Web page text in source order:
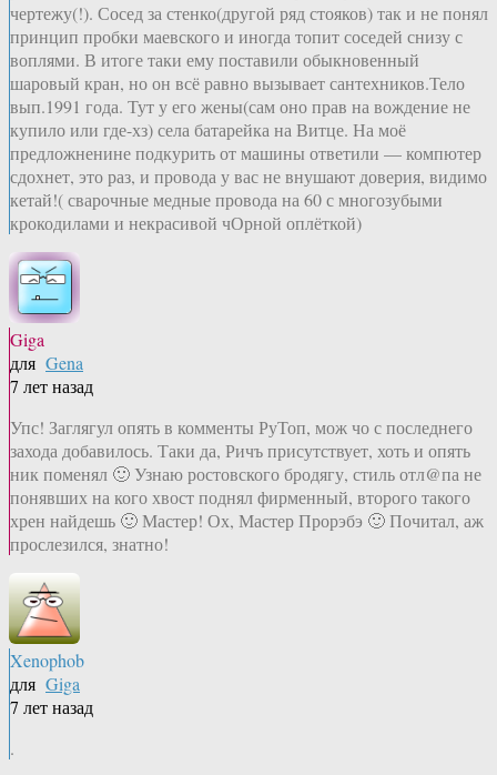
чертежу(!). Сосед за стенко(другой ряд стояков) так и не понял
принцип пробки маевского и иногда топит соседей снизу с
воплями. В итоге таки ему поставили обыкновенный
шаровый кран, но он всё равно вызывает сантехников.Тело
вып.1991 года. Тут у его жены(сам оно прав на вождение не
купило или где-хз) села батарейка на Витце. На моё
предложненине подкурить от машины ответили — компютер
сдохнет, это раз, и провода у вас не внушают доверия, видимо
кетай!( сварочные медные провода на 60 с многозубыми
крокодилами и некрасивой чОрной оплёткой)
Giga
для Gena
7 лет назад
Упс! Заглягул опять в комменты РуТоп, мож чо с последнего
захода добавилось. Таки да, Ричъ присутствует, хоть и опять
ник поменял 🙂 Узнаю ростовского бродягу, стиль отл@па не
понявших на кого хвост поднял фирменный, второго такого
хрен найдешь 🙂 Мастер! Ох, Мастер Прорэбэ 🙂 Почитал, аж
прослезился, знатно!
Xenophob
для Giga
7 лет назад
.